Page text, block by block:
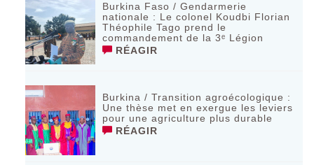
Burkina Faso / Gendarmerie
nationale : Le colonel Koudbi Florian
Théophile Tago prend le
commandement de la 3ᵉ Légion
RÉAGIR
Burkina / Transition agroécologique :
Une thèse met en exergue les leviers
pour une agriculture plus durable
RÉAGIR